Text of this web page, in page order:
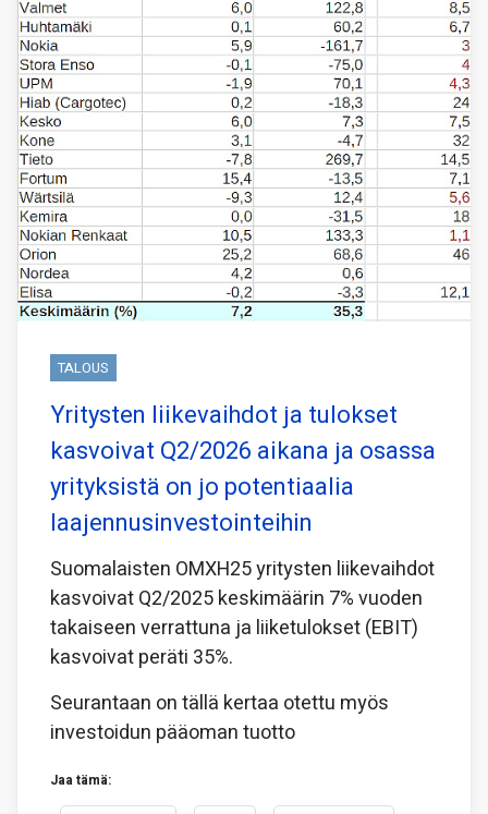
TALOUS
Yritysten liikevaihdot ja tulokset
kasvoivat Q2/2026 aikana ja osassa
yrityksistä on jo potentiaalia
laajennusinvestointeihin
Suomalaisten OMXH25 yritysten liikevaihdot
kasvoivat Q2/2025 keskimäärin 7% vuoden
takaiseen verrattuna ja liiketulokset (EBIT)
kasvoivat peräti 35%.
Seurantaan on tällä kertaa otettu myös
investoidun pääoman tuotto
Jaa tämä: